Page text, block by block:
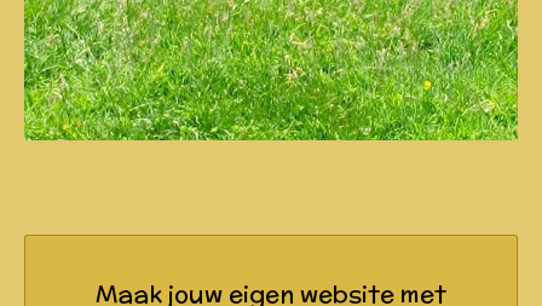
Maak jouw eigen website met